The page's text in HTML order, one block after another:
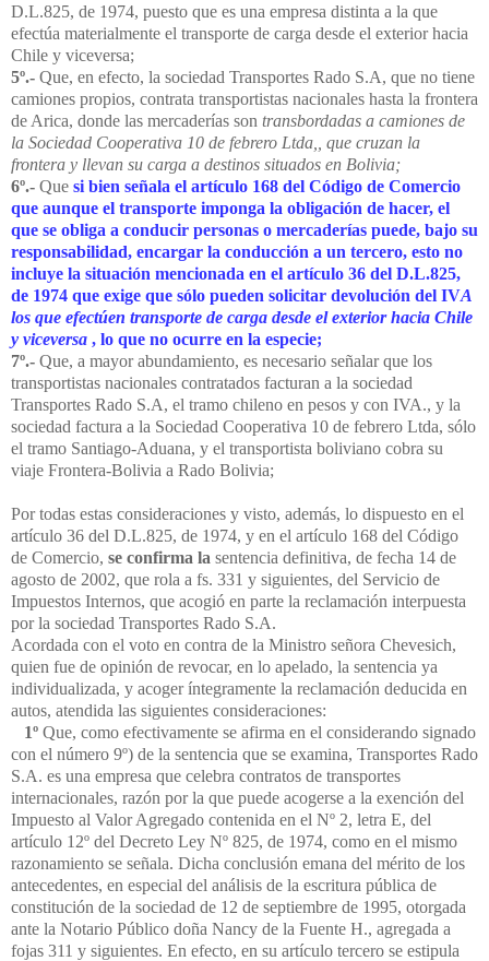
D.L.825, de 1974, puesto que es una empresa distinta a la que
efectúa materialmente el transporte de carga desde el exterior hacia
Chile y viceversa;
5º.- Que, en efecto, la sociedad Transportes Rado S.A, que no tiene
camiones propios, contrata transportistas nacionales hasta la frontera
de Arica, donde las mercaderías son transbordadas a camiones de
la Sociedad Cooperativa 10 de febrero Ltda,, que cruzan la
frontera y llevan su carga a destinos situados en Bolivia;
6º.- Que si bien señala el artículo 168 del Código de Comercio
que aunque el transporte imponga la obligación de hacer, el
que se obliga a conducir personas o mercaderías puede, bajo su
responsabilidad, encargar la conducción a un tercero, esto no
incluye la situación mencionada en el artículo 36 del D.L.825,
de 1974 que exige que sólo pueden solicitar devolución del IVA
los que efectúen transporte de carga desde el exterior hacia Chile
y viceversa , lo que no ocurre en la especie;
7º.- Que, a mayor abundamiento, es necesario señalar que los
transportistas nacionales contratados facturan a la sociedad
Transportes Rado S.A, el tramo chileno en pesos y con IVA., y la
sociedad factura a la Sociedad Cooperativa 10 de febrero Ltda, sólo
el tramo Santiago-Aduana, y el transportista boliviano cobra su
viaje Frontera-Bolivia a Rado Bolivia;
Por todas estas consideraciones y visto, además, lo dispuesto en el
artículo 36 del D.L.825, de 1974, y en el artículo 168 del Código
de Comercio, se confirma la sentencia definitiva, de fecha 14 de
agosto de 2002, que rola a fs. 331 y siguientes, del Servicio de
Impuestos Internos, que acogió en parte la reclamación interpuesta
por la sociedad Transportes Rado S.A.
Acordada con el voto en contra de la Ministro señora Chevesich,
quien fue de opinión de revocar, en lo apelado, la sentencia ya
individualizada, y acoger íntegramente la reclamación deducida en
autos, atendida las siguientes consideraciones:
1º Que, como efectivamente se afirma en el considerando signado
con el número 9º) de la sentencia que se examina, Transportes Rado
S.A. es una empresa que celebra contratos de transportes
internacionales, razón por la que puede acogerse a la exención del
Impuesto al Valor Agregado contenida en el Nº 2, letra E, del
artículo 12º del Decreto Ley Nº 825, de 1974, como en el mismo
razonamiento se señala. Dicha conclusión emana del mérito de los
antecedentes, en especial del análisis de la escritura pública de
constitución de la sociedad de 12 de septiembre de 1995, otorgada
ante la Notario Público doña Nancy de la Fuente H., agregada a
fojas 311 y siguientes. En efecto, en su artículo tercero se estipula